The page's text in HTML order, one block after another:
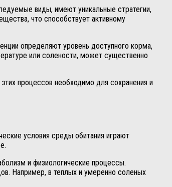
виды, имеют уникальные стратегии,
что способствует активному
определяют уровень доступного корма,
или солености, может существенно
процессов необходимо для сохранения и
условия среды обитания играют
и физиологические процессы.
Например, в теплых и умеренно соленых